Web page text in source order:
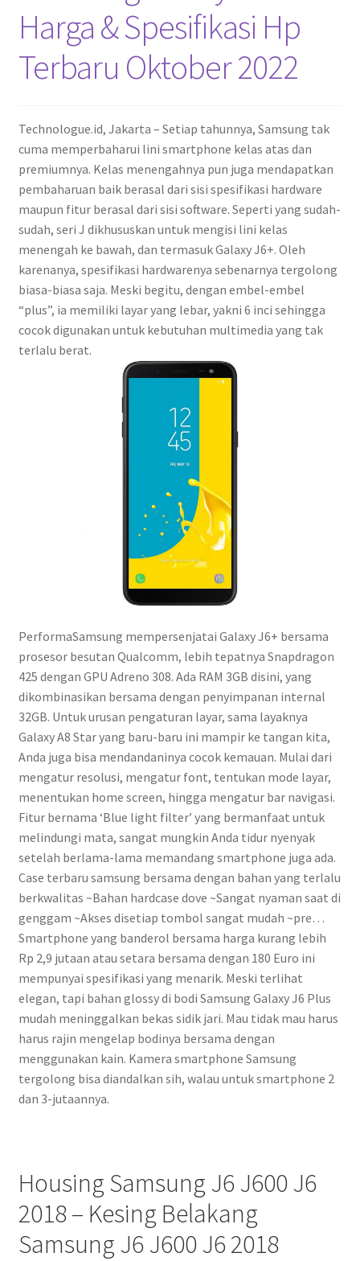
Harga & Spesifikasi Hp
Terbaru Oktober 2022
Technologue.id, Jakarta – Setiap tahunnya, Samsung tak
cuma memperbaharui lini smartphone kelas atas dan
premiumnya. Kelas menengahnya pun juga mendapatkan
pembaharuan baik berasal dari sisi spesifikasi hardware
maupun fitur berasal dari sisi software. Seperti yang sudah-
sudah, seri J dikhususkan untuk mengisi lini kelas
menengah ke bawah, dan termasuk Galaxy J6+. Oleh
karenanya, spesifikasi hardwarenya sebenarnya tergolong
biasa-biasa saja. Meski begitu, dengan embel-embel
“plus”, ia memiliki layar yang lebar, yakni 6 inci sehingga
cocok digunakan untuk kebutuhan multimedia yang tak
terlalu berat.
PerformaSamsung mempersenjatai Galaxy J6+ bersama
prosesor besutan Qualcomm, lebih tepatnya Snapdragon
425 dengan GPU Adreno 308. Ada RAM 3GB disini, yang
dikombinasikan bersama dengan penyimpanan internal
32GB. Untuk urusan pengaturan layar, sama layaknya
Galaxy A8 Star yang baru-baru ini mampir ke tangan kita,
Anda juga bisa mendandaninya cocok kemauan. Mulai dari
mengatur resolusi, mengatur font, tentukan mode layar,
menentukan home screen, hingga mengatur bar navigasi.
Fitur bernama ‘Blue light filter’ yang bermanfaat untuk
melindungi mata, sangat mungkin Anda tidur nyenyak
setelah berlama-lama memandang smartphone juga ada.
Case terbaru samsung bersama dengan bahan yang terlalu
berkwalitas ~Bahan hardcase dove ~Sangat nyaman saat di
genggam ~Akses disetiap tombol sangat mudah ~pre…
Smartphone yang banderol bersama harga kurang lebih
Rp 2,9 jutaan atau setara bersama dengan 180 Euro ini
mempunyai spesifikasi yang menarik. Meski terlihat
elegan, tapi bahan glossy di bodi Samsung Galaxy J6 Plus
mudah meninggalkan bekas sidik jari. Mau tidak mau harus
harus rajin mengelap bodinya bersama dengan
menggunakan kain. Kamera smartphone Samsung
tergolong bisa diandalkan sih, walau untuk smartphone 2
dan 3-jutaannya.
Housing Samsung J6 J600 J6
2018 – Kesing Belakang
Samsung J6 J600 J6 2018